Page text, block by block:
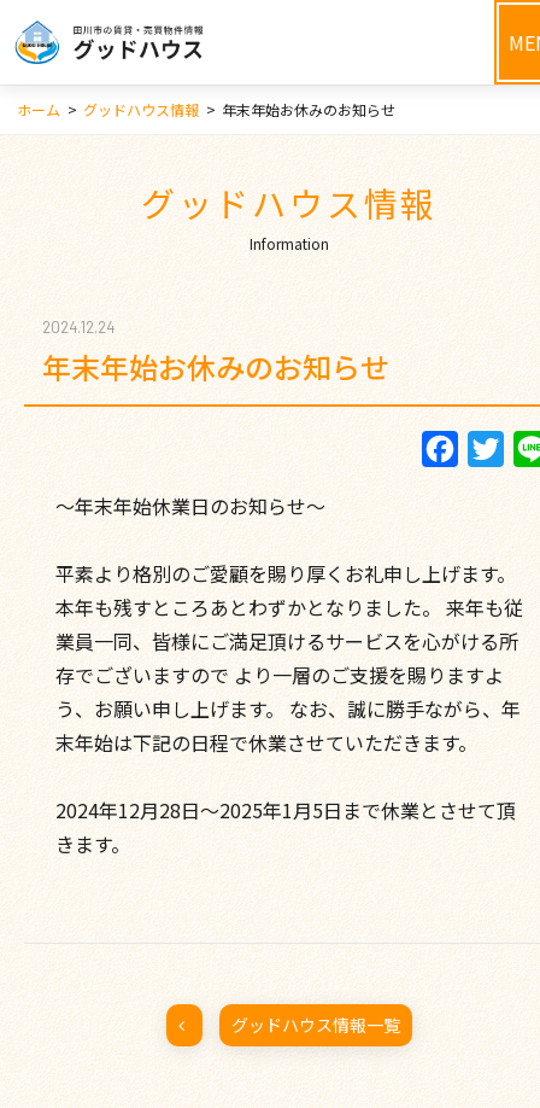
ホーム > グッドハウス情報 > 年末年始お休みのお知らせ
グッドハウス情報
Information
2024.12.24
年末年始お休みのお知らせ
～年末年始休業日のお知らせ～
平素より格別のご愛顧を賜り厚くお礼申し上げます。
本年も残すところあとわずかとなりました。 来年も従
業員一同、皆様にご満足頂けるサービスを心がける所
存でございますので より一層のご支援を賜りますよ
う、お願い申し上げます。 なお、誠に勝手ながら、年
末年始は下記の日程で休業させていただきます。
2024年12月28日～2025年1月5日まで休業とさせて頂
きます。
グッドハウス情報一覧